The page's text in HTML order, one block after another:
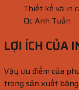
Thiết kế và in
Qc Anh Tuấn
LỢI ÍCH CỦA
Vậy ưu điểm của
trong sản xuất